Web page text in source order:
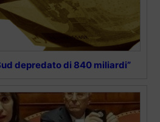
depredato di 840 miliardi”